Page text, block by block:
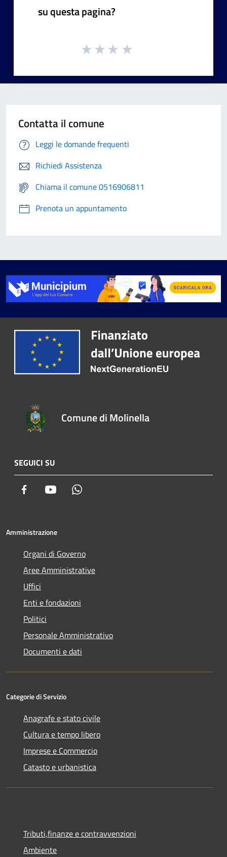
su questa pagina?
Contatta il comune
Leggi le domande frequenti
Richiedi Assistenza
Chiama il comune 0516906811
Prenota un appuntamento
Comune di Molinella
SEGUICI SU
Facebook Youtube
Amministrazione
Organi di Governo
Aree Amministrative
Uffici
Enti e fondazioni
Politici
Personale Amministrativo
Documenti e dati
Categorie di Servizio
Anagrafe e stato civile
Cultura e tempo libero
Imprese e Commercio
Catasto e urbanistica
Tributi,finanze e contravvenzioni
Ambiente